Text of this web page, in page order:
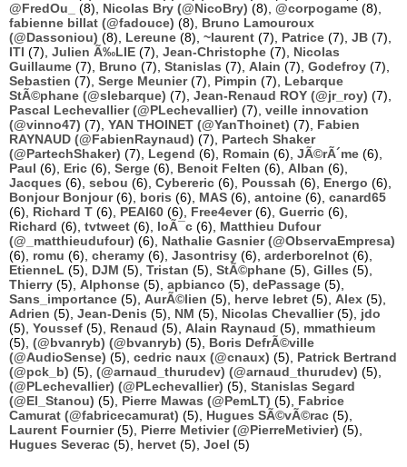
@FredOu_
(8), Nicolas Bry (@NicoBry) (8), @corpogame (8),
fabienne billat (@fadouce) (8), Bruno Lamouroux
(@Dassoniou) (8), Lereune (8), ~laurent (7), Patrice (7), JB (7),
ITI (7), Julien Ã‰LIE (7), Jean-Christophe (7), Nicolas
Guillaume (7), Bruno (7), Stanislas (7), Alain (7), Godefroy (7),
Sebastien (7), Serge Meunier(7), Pimpin (7), Lebarque
StÃ©phane (@slebarque) (7), Jean-Renaud ROY (@jr_roy) (7),
Pascal Lechevallier (@PLechevallier) (7), veille innovation
(@vinno47) (7), YAN THOINET (@YanThoinet) (7), Fabien
RAYNAUD (@FabienRaynaud) (7), Partech Shaker
(@PartechShaker) (7), Legend (6), Romain (6), JÃ©rÃ´me (6),
Paul (6), Eric (6), Serge (6), Benoit Felten (6), Alban (6),
Jacques (6), sebou (6), Cybereric (6), Poussah (6), Energo (6),
Bonjour Bonjour(6), boris (6), MAS (6), antoine (6), canard65
(6), Richard T (6), PEAI60 (6), Free4ever(6), Guerric (6),
Richard (6), tvtweet (6), loÃ¯c (6), Matthieu Dufour
(@_matthieudufour) (6), Nathalie Gasnier (@ObservaEmpresa)
(6), romu (6), cheramy (6), Jasontrisy (6), arderborelnot (6),
EtienneL (5), DJM (5), Tristan (5), StÃ©phane (5), Gilles (5),
Thierry (5), Alphonse (5), apbianco (5), dePassage (5),
Sans_importance (5), AurÃ©lien (5), herve lebret (5), Alex (5),
Adrien (5), Jean-Denis (5), NM (5), Nicolas Chevallier(5), jdo
(5), Youssef (5), Renaud (5), Alain Raynaud (5), mmathieum
(5), (@bvanryb) (@bvanryb) (5), Boris DefrÃ©ville
(@AudioSense) (5), cedric naux (@cnaux) (5), Patrick Bertrand
(@pck_b) (5), (@arnaud_thurudev) (@arnaud_thurudev) (5),
(@PLechevallier) (@PLechevallier) (5), Stanislas Segard
(@El_Stanou) (5), Pierre Mawas (@PemLT) (5), Fabrice
Camurat (@fabricecamurat) (5), Hugues SÃ©vÃ©rac (5),
Laurent Fournier(5), Pierre Metivier (@PierreMetivier) (5),
Hugues Severac (5), hervet (5), Joel (5)